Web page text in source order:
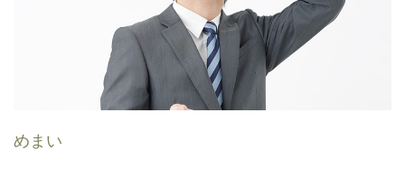
めまい